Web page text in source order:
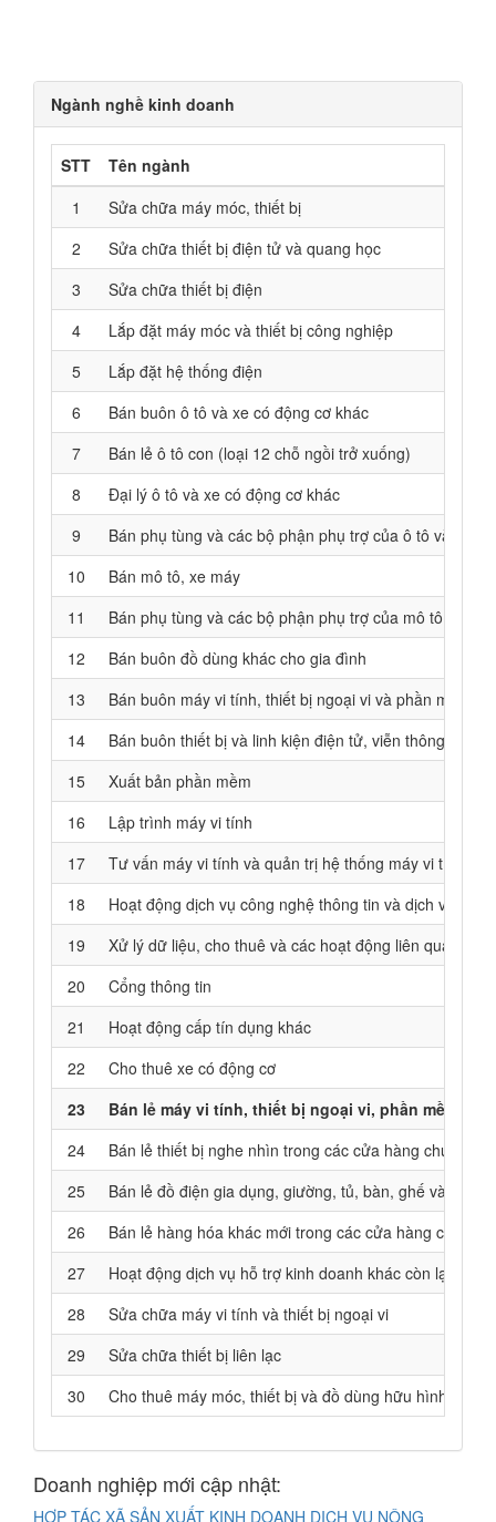
Ngành nghề kinh doanh
STT
Tên ngành
1
Sửa chữa máy móc, thiết bị
2
Sửa chữa thiết bị điện tử và quang học
3
Sửa chữa thiết bị điện
4
Lắp đặt máy móc và thiết bị công nghiệp
5
Lắp đặt hệ thống điện
6
Bán buôn ô tô và xe có động cơ khác
7
Bán lẻ ô tô con (loại 12 chỗ ngồi trở xuống)
8
Đại lý ô tô và xe có động cơ khác
9
Bán phụ tùng và các bộ phận phụ trợ của ô tô và xe
10
Bán mô tô, xe máy
11
Bán phụ tùng và các bộ phận phụ trợ của mô tô, xe
12
Bán buôn đồ dùng khác cho gia đình
13
Bán buôn máy vi tính, thiết bị ngoại vi và phần mềm
14
Bán buôn thiết bị và linh kiện điện tử, viễn thông
15
Xuất bản phần mềm
16
Lập trình máy vi tính
17
Tư vấn máy vi tính và quản trị hệ thống máy vi tính
18
Hoạt động dịch vụ công nghệ thông tin và dịch vụ
19
Xử lý dữ liệu, cho thuê và các hoạt động liên quan
20
Cổng thông tin
21
Hoạt động cấp tín dụng khác
22
Cho thuê xe có động cơ
23
Bán lẻ máy vi tính, thiết bị ngoại vi, phần mềm
24
Bán lẻ thiết bị nghe nhìn trong các cửa hàng chuyên
25
Bán lẻ đồ điện gia dụng, giường, tủ, bàn, ghế và đồ
26
Bán lẻ hàng hóa khác mới trong các cửa hàng chuyên
27
Hoạt động dịch vụ hỗ trợ kinh doanh khác còn lại
28
Sửa chữa máy vi tính và thiết bị ngoại vi
29
Sửa chữa thiết bị liên lạc
30
Cho thuê máy móc, thiết bị và đồ dùng hữu hình khác
Doanh nghiệp mới cập nhật:
HỢP TÁC XÃ SẢN XUẤT KINH DOANH DỊCH VỤ NÔNG